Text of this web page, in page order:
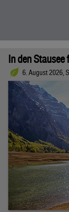
In den Stausee
6. August 2026,